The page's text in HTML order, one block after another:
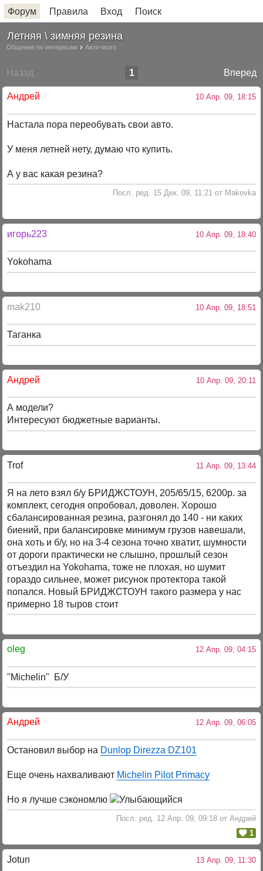
Форум Правила Вход Поиск
Летняя \ зимняя резина
Общение по интересам Авто-мото
Назад Вперед
1
Андрей 10 Апр. 09, 18:15
Настала пора переобувать свои авто.
У меня летней нету, думаю что купить.
А у вас какая резина?
Посл. ред. 15 Дек. 09, 11:21 от Makovka
игорь223 10 Апр. 09, 18:40
Yokohama
mak210 10 Апр. 09, 18:51
Таганка
Андрей 10 Апр. 09, 20:11
А модели?
Интересуют бюджетные варианты.
Trof 11 Апр. 09, 13:44
Я на лето взял б/у БРИДЖСТОУН, 205/65/15, 6200р. за
комплект, сегодня опробовал, доволен. Хорошо
сбалансированная резина, разгонял до 140 - ни каких
биений, при балансировке минимум грузов навешали,
она хоть и б/у, но на 3-4 сезона точно хватит, шумности
от дороги практически не слышно, прошлый сезон
отъездил на Yokohama, тоже не плохая, но шумит
гораздо сильнее, может рисунок протектора такой
попался. Новый БРИДЖСТОУН такого размера у нас
примерно 18 тыров стоит
oleg 12 Апр. 09, 04:15
"Michelin" Б/У
Андрей 12 Апр. 09, 06:05
Остановил выбор на Dunlop Direzza DZ101
Еще очень нахваливают Michelin Pilot Primacy
Но я лучше сэкономлю
Посл. ред. 12 Апр. 09, 09:18 от Андрей
1
Jotun 13 Апр. 09, 11:30